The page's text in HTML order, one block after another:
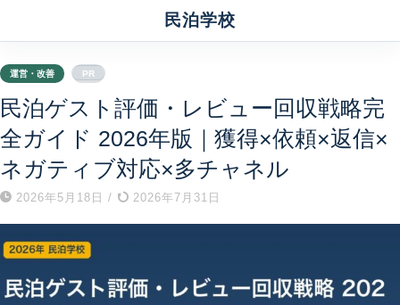
民泊学校
運営・改善 PR
民泊ゲスト評価・レビュー回収戦略完
全ガイド 2026年版｜獲得×依頼×返信×
ネガティブ対応×多チャネル
2026年5月18日 / 2026年7月31日